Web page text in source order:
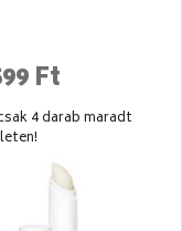
Ft
4 darab maradt